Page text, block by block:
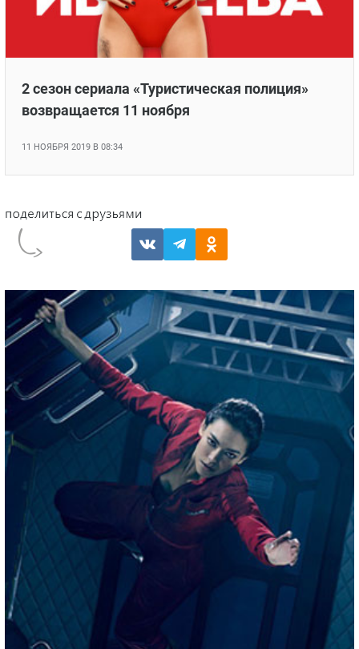
2 сезон сериала «Туристическая полиция»
возвращается 11 ноября
11 НОЯБРЯ 2019 В 08:34